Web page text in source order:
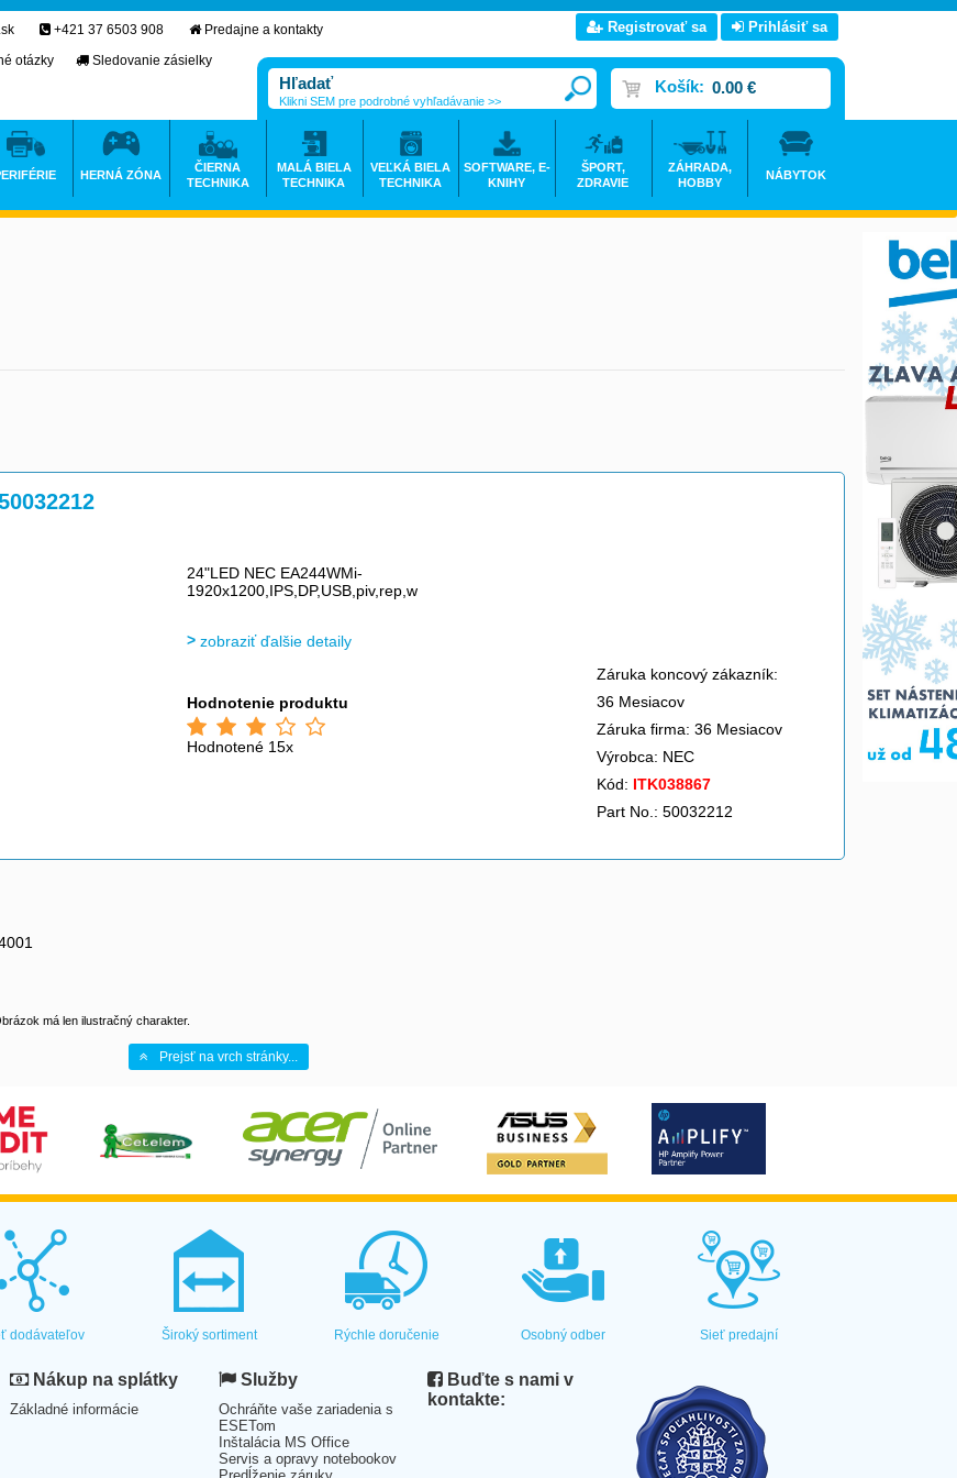
24"LED NEC EA244WMi-
1920x1200,IPS,DP,USB,piv,rep,w
zobraziť ďalšie detaily
Hodnotenie produktu
Hodnotené 15x
Záruka koncový zákazník:
36 Mesiacov
Záruka firma: 36 Mesiacov
Výrobca: NEC
Kód: ITK038867
Part No.: 50032212
má len ilustračný charakter.
Prejsť na vrch stránky...
+421 37 6503 908
Predajne a kontakty
otázky
Sledovanie zásielky
Registrovať sa Prihlásiť sa
Košík: 0.00 €
Klikni SEM pre podrobné vyhľadávanie >>
HERNÁ ZÓNA
ČIERNA
TECHNIKA
MALÁ BIELA
TECHNIKA
VEĽKÁ BIELA
TECHNIKA
SOFTWARE, E-
KNIHY
ŠPORT,
ZDRAVIE
ZÁHRADA,
HOBBY
NÁBYTOK
dodávateľov Široký sortiment Rýchle doručenie Osobný odber Sieť predajní
Nákup na splátky
Základné informácie
Služby
Ochráňte vaše zariadenia s
ESETom
Inštalácia MS Office
Servis a opravy notebookov
Buďte s nami v
kontakte: